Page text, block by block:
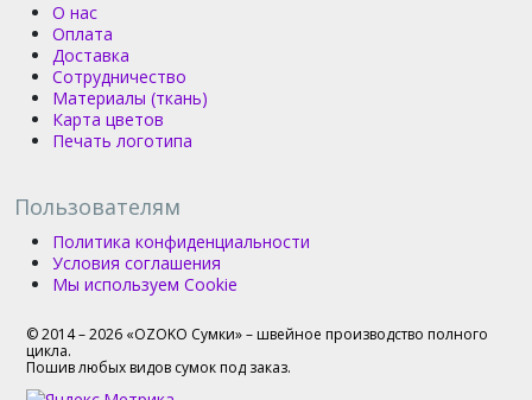
О нас
Оплата
Доставка
Сотрудничество
Материалы (ткань)
Карта цветов
Печать логотипа
Пользователям
Политика конфиденциальности
Условия соглашения
Мы используем Cookie
© 2014 – 2026 «OZOKO Сумки» – швейное производство полного
цикла.
Пошив любых видов сумок под заказ.